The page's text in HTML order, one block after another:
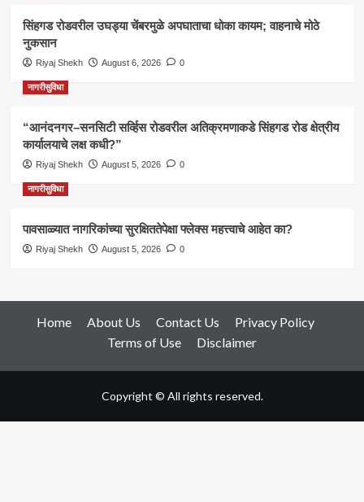
सिंहगड रोडवरील उघड्या चेंबरमुळे अपघाताचा धोका कायम; वाहनाचे मोठे
नुकसान
Riyaj Shekh August 6, 2026 0
नागरीसुविधा
“आनंदनगर–सनसिटी सर्व्हिस रोडवरील अतिक्रमणाकडे सिंहगड रोड क्षेत्रीय
कार्यालयाचे लक्ष कधी?”
Riyaj Shekh August 5, 2026 0
नागरीसुविधा
पावसाळ्यात नागरिकांच्या सुरक्षिततेपेक्षा फ्लेक्स महत्त्वाचे आहेत का?
Riyaj Shekh August 5, 2026 0
Home About Us Contact Us
Privacy Policy
Terms of Use
Disclaimer